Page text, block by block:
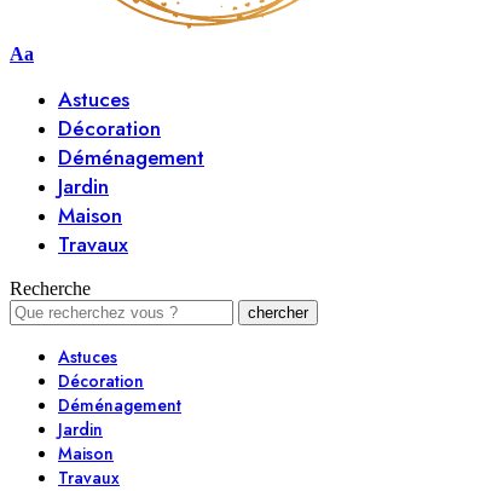
Aa
Astuces
Décoration
Déménagement
Jardin
Maison
Travaux
Recherche
Astuces
Décoration
Déménagement
Jardin
Maison
Travaux